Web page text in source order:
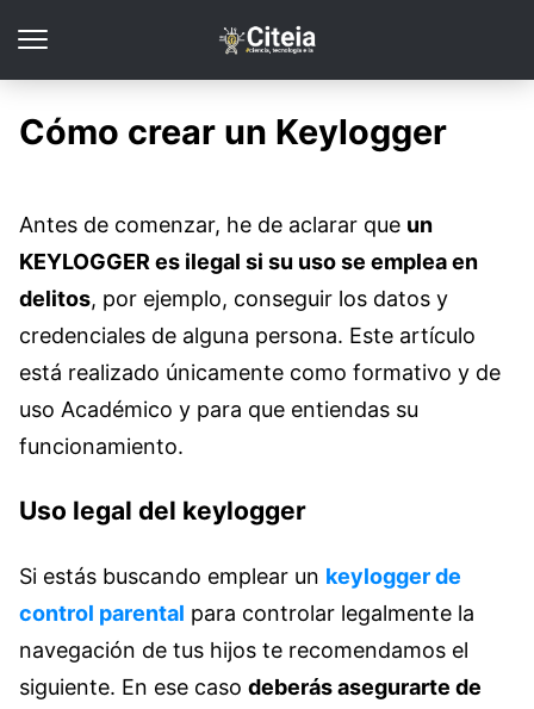
Cómo crear un Keylogger
Antes de comenzar, he de aclarar que un
KEYLOGGER es ilegal si su uso se emplea en
delitos, por ejemplo, conseguir los datos y
credenciales de alguna persona. Este artículo
está realizado únicamente como formativo y de
uso Académico y para que entiendas su
funcionamiento.
Uso legal del keylogger
Si estás buscando emplear un keylogger de
control parental para controlar legalmente la
navegación de tus hijos te recomendamos el
siguiente. En ese caso deberás asegurarte de